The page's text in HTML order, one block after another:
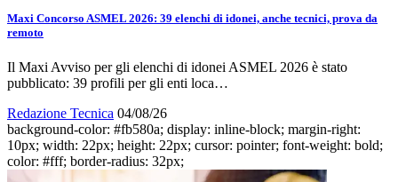
Maxi Concorso ASMEL 2026: 39 elenchi di idonei, anche tecnici, prova da
remoto
Il Maxi Avviso per gli elenchi di idonei ASMEL 2026 è stato
pubblicato: 39 profili per gli enti loca…
Redazione Tecnica 04/08/26
background-color: #fb580a; display: inline-block; margin-right:
10px; width: 22px; height: 22px; cursor: pointer; font-weight: bold;
color: #fff; border-radius: 32px;